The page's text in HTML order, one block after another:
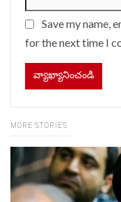
Save my name,
for the next time I
MORE STORIES